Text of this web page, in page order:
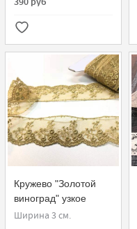
Кружево "Золотой
виноград" узкое
Ширина 3 см.